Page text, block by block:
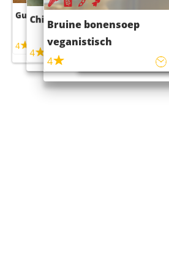
Guacamole
4
Chili con carne
4 45m
Bruine bonensoep
veganistisch
4
Sushi rijstsalade
maaltijdsalade
4